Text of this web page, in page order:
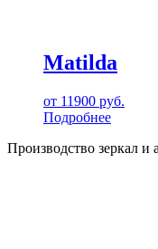
Matilda
от 11900 руб.
Подробнее
Производство зеркал и